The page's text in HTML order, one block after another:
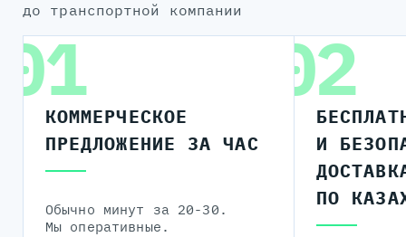
до транспортной компании
01
КОММЕРЧЕСКОЕ
ПРЕДЛОЖЕНИЕ ЗА ЧАС
Обычно минут за 20-30.
Мы оперативные.
02
И
ПО